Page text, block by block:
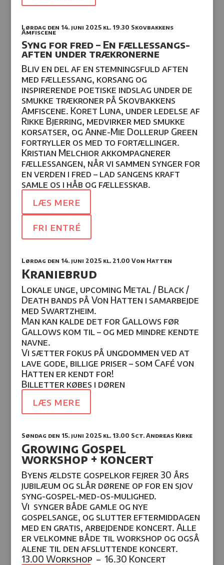
Lørdag den 14. juni 2025kl. 19.30 Skovbakkens
Amfiscene
Syng for fred – En fællessangs-
aften under trækronerne
Bliv en del af en stemningsfuld aften
med fællessang, korsang og
inspirerende poetiske indslag under de
smukke trækroner på Skovbakkens
Amfiscene. Koret Luna, under ledelse af
Rikke Bjerring, medvirker med smukke
korsatser, og Anne-Mie Dollerup Green
fortryller os med to fortællinger.
Kristian Melchior akkompagnerer
fællessangen, når vi sammen synger for
en verden i fred – lad sangens kraft
samle os i håb og fællesskab.
læs mere
fri entré
Lørdag den 14. juni 2025 kl. 21.00 Von Hatten
Kraniebrud
Lokale unge, upcoming Metal / Black /
Death bands på Von Hatten i samarbejde
med Swartzheim.
Man kan kalde det for Gallows før
Gallows kom til – og med mindre kendte
navne.
Vi sætter fokus på ungdommen ved at
lave gode, billige priser – som Café von
Hatten er kendt for!
Billetter købes i døren
læs mere
Søndag den 15. juni 2025kl. 13.00 Sct. Andreas Kirke
Growing Gospel
workshop + koncert
Byens ældste gospelkor fejrer 30 års
jubilæum og slår dørene op for en sjov
syng-gospel-med-os-mulighed.
Vi synger både gamle og nye
gospelsange, og slutter eftermiddagen
med en gratis, arbejdende koncert. Alle
er velkomne både til workshop og også
alene til den afsluttende koncert.
13.00 Workshop – 16.30 Koncert